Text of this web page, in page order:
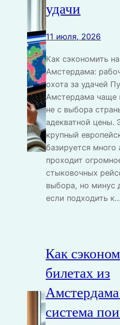
удачи
11 июля, 2026
Как сэкономить
Амстердама:
охота за удачей
Амстердама чаще
не с выбора
адекватной цены.
крупный
базируется
проходит
стыковочных
выбора, но минус
если подходить к…
Как
билетах из
система